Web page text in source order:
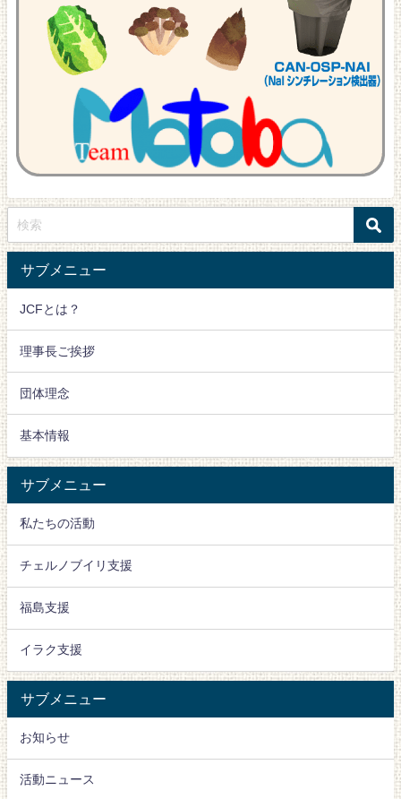
サブメニュー
JCFとは？
理事長ご挨拶
団体理念
基本情報
サブメニュー
私たちの活動
チェルノブイリ支援
福島支援
イラク支援
サブメニュー
お知らせ
活動ニュース